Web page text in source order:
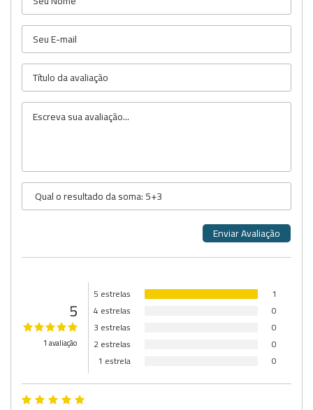
5
1 avaliação
5 estrelas
1
4 estrelas
0
3 estrelas
0
2 estrelas
0
1 estrela
0